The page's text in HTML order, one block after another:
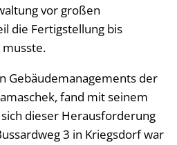
vor großen
die Fertigstellung bis
Gebäudemanagements der
fand mit seinem
dieser Herausforderung
3 in Kriegsdorf war